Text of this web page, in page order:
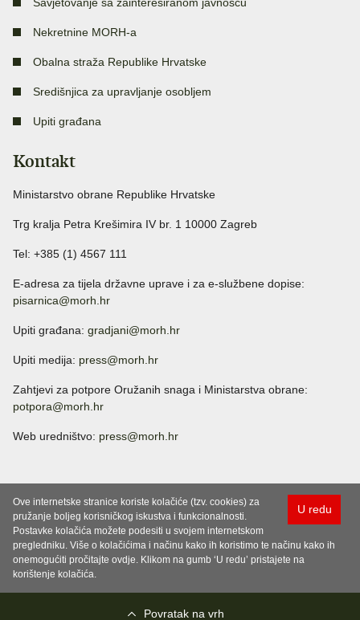
Nekretnine MORH-a
Obalna straža Republike Hrvatske
Središnjica za upravljanje osobljem
Upiti građana
Kontakt
Ministarstvo obrane Republike Hrvatske
Trg kralja Petra Krešimira IV br. 1 10000 Zagreb
Tel: +385 (1) 4567 111
E-adresa za tijela državne uprave i za e-službene dopise:
pisarnica@morh.hr
Upiti građana: gradjani@morh.hr
Upiti medija: press@morh.hr
Zahtjevi za potpore Oružanih snaga i Ministarstva obrane:
potpora@morh.hr
Web uredništvo: press@morh.hr
U redu
Ove internetske stranice koriste kolačiće (tzv. cookies) za
pružanje boljeg korisničkog iskustva i funkcionalnosti.
Postavke kolačića možete podesiti u svojem internetskom
pregledniku. Više o kolačićima i načinu kako ih koristimo te načinu kako ih
onemogućiti pročitajte ovdje. Klikom na gumb ‘U redu’ pristajete na
korištenje kolačića.
Povratak na vrh